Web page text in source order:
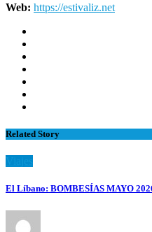
Web: https://estivaliz.net
Related Story
El Líbano: BOMBESÍAS MAYO